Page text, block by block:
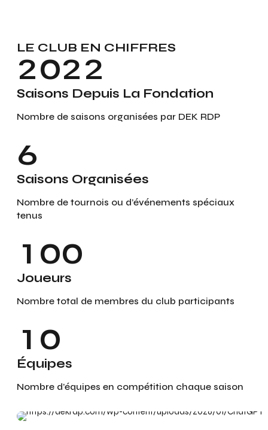
LE CLUB EN CHIFFRES
1
2
3
5
6
7
8
9
0
9
0
1
2
3
6
8
9
1
2
3
6
9
Saisons Depuis La Fondation
Nombre de saisons organisées par DEK RDP
3
4
5
6
7
8
9
0
Saisons Organisées
Nombre de tournois ou d’événements spéciaux
tenus
0
1
2
4
5
6
4
5
6
8
9
0
4
5
6
8
0
Joueurs
Nombre total de membres du club participants
0
1
2
3
1
2
3
5
6
7
8
9
0
Équipes
Nombre d’équipes en compétition chaque saison